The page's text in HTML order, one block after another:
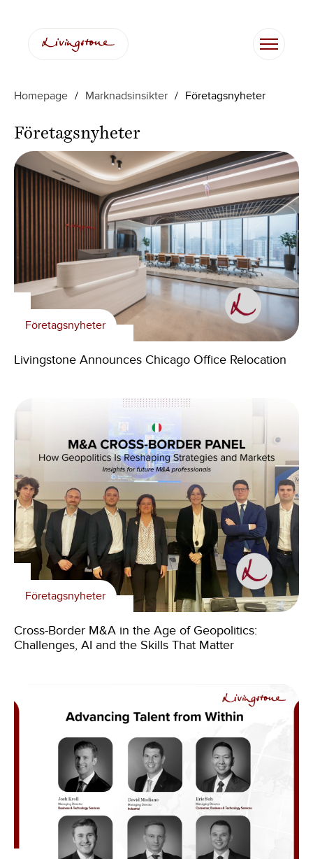
innehåll
Homepage / Marknadsinsikter / Företagsnyheter
Företagsnyheter
Företagsnyheter
Livingstone Announces Chicago Office Relocation
Företagsnyheter
Cross-Border M&A in the Age of Geopolitics:
Challenges, AI and the Skills That Matter